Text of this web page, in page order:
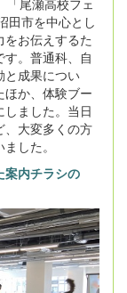
「尾瀬高校フェ
田市を中心とし
お伝えするた
。普通科、自
と成果につい
ほか、体験ブー
ました。当日
、大変多くの方
した。
案内チラシの